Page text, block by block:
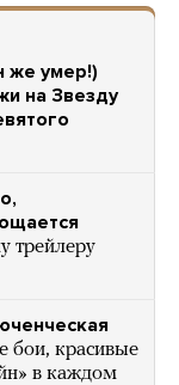
же умер!)
на Звезду
трейлеру
бои, красивые
в каждом